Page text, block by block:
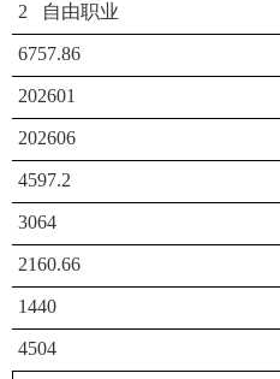
2 自由职业
6757.86
202601
202606
4597.2
3064
2160.66
1440
4504